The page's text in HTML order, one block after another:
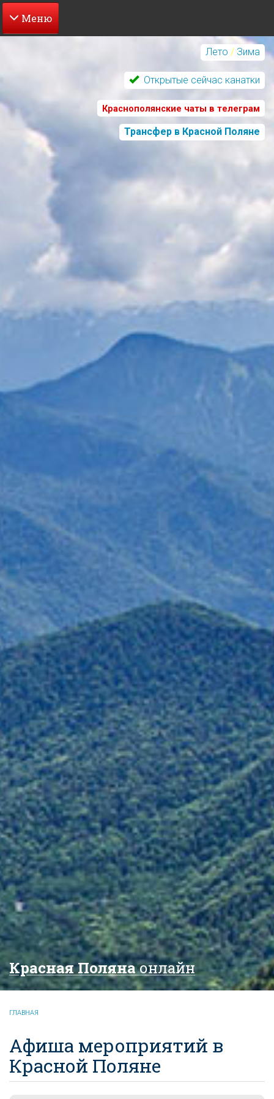
Перейти
содержанию
Лето / Зима
Открытые сейчас канатки
Краснополянские чаты в телеграм
Трансфер в Красной Поляне
Красная Полянаонлайн
ГЛАВНАЯ
Афиша мероприятий в
Красной Поляне